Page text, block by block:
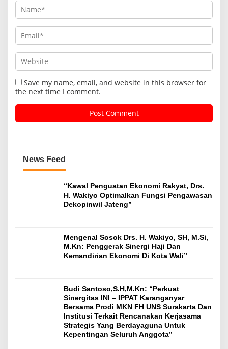
Save my name, email, and website in this browser for
the next time I comment.
News Feed
“Kawal Penguatan Ekonomi Rakyat, Drs.
H. Wakiyo Optimalkan Fungsi Pengawasan
Dekopinwil Jateng”
Mengenal Sosok Drs. H. Wakiyo, SH, M.Si,
M.Kn: Penggerak Sinergi Haji Dan
Kemandirian Ekonomi Di Kota Wali”
Budi Santoso,S.H,M.Kn: “Perkuat
Sinergitas INI – IPPAT Karanganyar
Bersama Prodi MKN FH UNS Surakarta Dan
Institusi Terkait Rencanakan Kerjasama
Strategis Yang Berdayaguna Untuk
Kepentingan Seluruh Anggota”